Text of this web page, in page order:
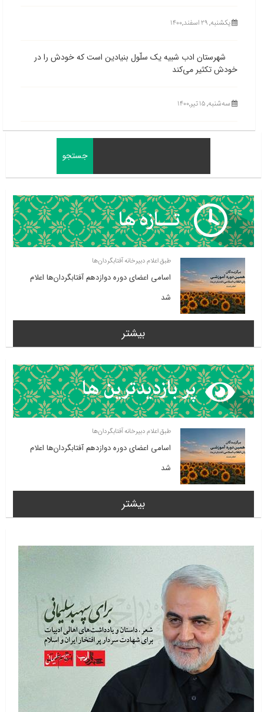
یکشنبه, ۲۹ اسفند,۱۴۰۰
شهرستان ادب شبیه یک سلّول بنیادین است که خودش را در
خودش تکثیر می‌کند
ﺳﻪشنبه, ۱۵ تیر,۱۴۰۰
طبق اعلام دبیرخانه آفتابگردان‌ها
اسامی اعضای دوره دوازدهم آفتابگردان‌ها اعلام
شد
بیشتر
طبق اعلام دبیرخانه آفتابگردان‌ها
اسامی اعضای دوره دوازدهم آفتابگردان‌ها اعلام
شد
بیشتر